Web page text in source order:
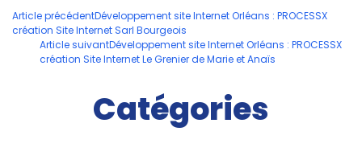
Navigation
des
articles
Article précédentDéveloppement site Internet Orléans : PROCESSX
création Site Internet Sarl Bourgeois
Article suivantDéveloppement site Internet Orléans : PROCESSX
création Site Internet Le Grenier de Marie et Anaïs
Catégories